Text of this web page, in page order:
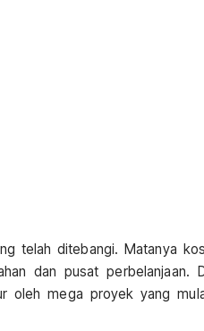
telah ditebangi. Matanya
dan pusat perbelanjaan.
oleh mega proyek yang